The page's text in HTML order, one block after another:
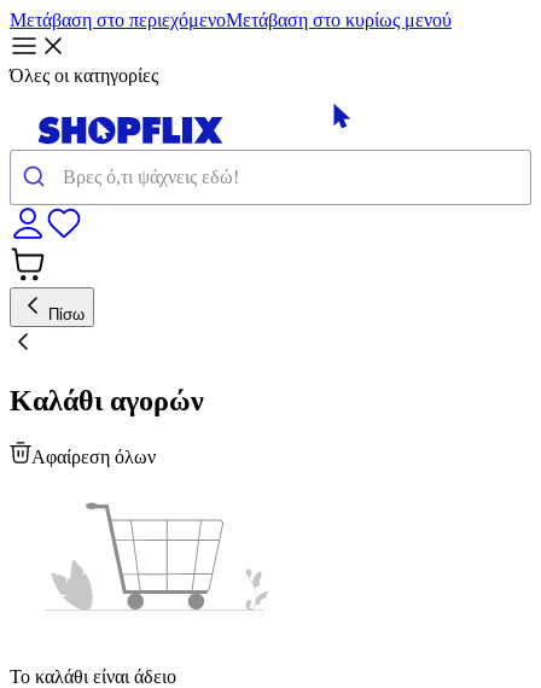
Μετάβαση στο περιεχόμενοΜετάβαση στο κυρίως μενού
Όλες οι κατηγορίες
Πίσω
Καλάθι αγορών
Αφαίρεση όλων
Το καλάθι είναι άδειο